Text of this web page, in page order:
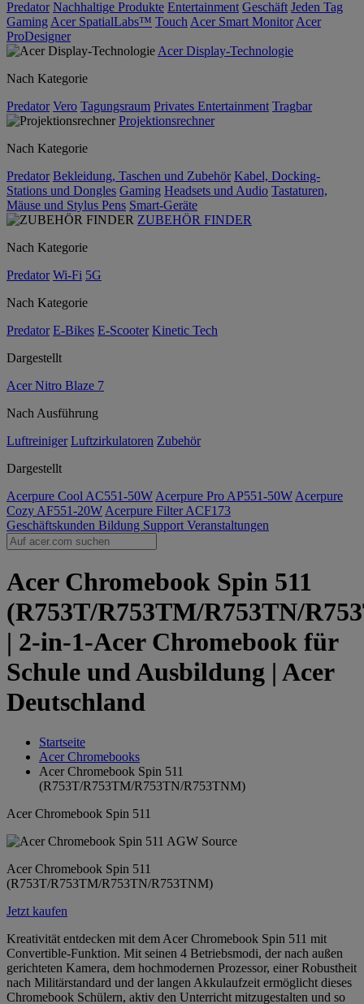
Predator Nachhaltige Produkte Entertainment Geschäft Jeden Tag
Gaming Acer SpatialLabs™ Touch Acer Smart Monitor Acer
ProDesigner
Acer Display-Technologie
Nach Kategorie
Predator Vero Tagungsraum Privates Entertainment Tragbar
Projektionsrechner
Nach Kategorie
Predator Bekleidung, Taschen und Zubehör Kabel, Docking-
Stations und Dongles Gaming Headsets und Audio Tastaturen,
Mäuse und Stylus Pens Smart-Geräte
ZUBEHÖR FINDER
Nach Kategorie
Predator Wi-Fi 5G
Nach Kategorie
Predator E-Bikes E-Scooter Kinetic Tech
Dargestellt
Acer Nitro Blaze 7
Nach Ausführung
Luftreiniger Luftzirkulatoren Zubehör
Dargestellt
Acerpure Cool AC551-50W Acerpure Pro AP551-50W Acerpure
Cozy AF551-20W Acerpure Filter ACF173
Geschäftskunden Bildung Support Veranstaltungen
Acer Chromebook Spin 511
(R753T/R753TM/R753TN/
| 2-in-1-Acer Chromebook für
Schule und Ausbildung | Acer
Deutschland
Startseite
Acer Chromebooks
Acer Chromebook Spin 511
(R753T/R753TM/R753TN/R753TNM)
Acer Chromebook Spin 511
Acer Chromebook Spin 511
(R753T/R753TM/R753TN/R753TNM)
Jetzt kaufen
Kreativität entdecken mit dem Acer Chromebook Spin 511 mit
Convertible-Funktion. Mit seinen 4 Betriebsmodi, der nach außen
gerichteten Kamera, dem hochmodernen Prozessor, einer Robustheit
nach Militärstandard und der langen Akkulaufzeit ermöglicht dieses
Chromebook Schülern, aktiv den Unterricht mitzugestalten und so